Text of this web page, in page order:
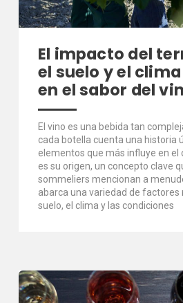
El impacto del
el suelo y el
en el sabor del
El vino es una bebida tan
cada botella cuenta una historia
elementos que más influye en el
es su origen, un concepto clave
sommeliers mencionan a
abarca una variedad de factores
suelo, el clima y las condiciones